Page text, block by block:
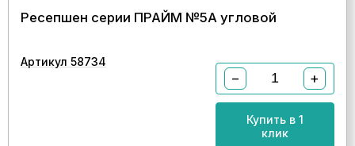
Ресепшен серии ПРАЙМ №5А угловой
Артикул 58734
− +
Купить в 1
клик